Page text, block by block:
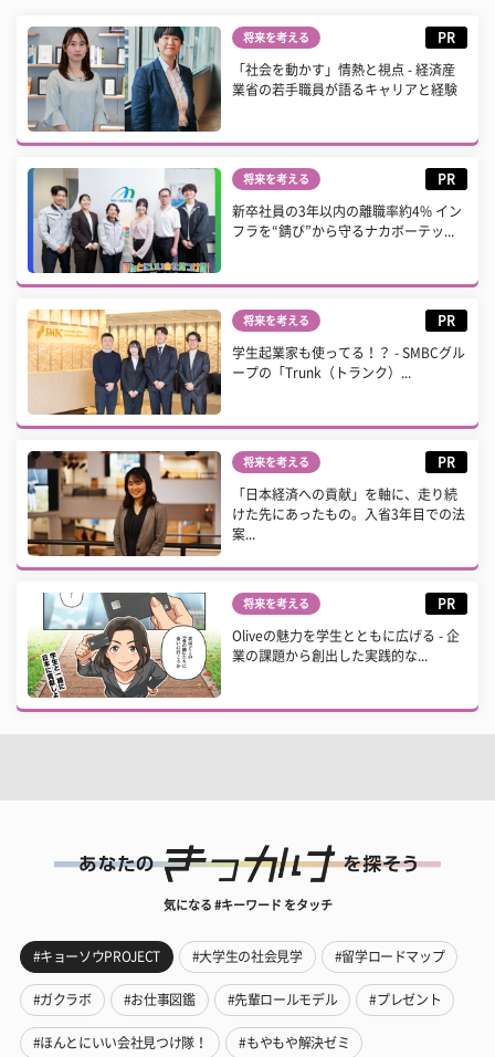
将来を考える PR
「社会を動かす」情熱と視点 - 経済産
業省の若手職員が語るキャリアと経験
将来を考える PR
新卒社員の3年以内の離職率約4% イン
フラを“錆び”から守るナカボーテッ...
将来を考える PR
学生起業家も使ってる！？ - SMBCグル
ープの「Trunk（トランク）...
将来を考える PR
「日本経済への貢献」を軸に、走り続
けた先にあったもの。入省3年目での法
案...
将来を考える PR
Oliveの魅力を学生とともに広げる - 企
業の課題から創出した実践的な...
気になる #キーワード をタッチ
#キョーソウPROJECT #大学生の社会見学 #留学ロードマップ
#ガクラボ #お仕事図鑑 #先輩ロールモデル #プレゼント
#ほんとにいい会社見つけ隊！ #もやもや解決ゼミ